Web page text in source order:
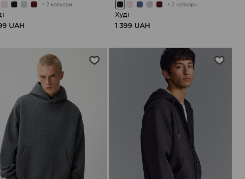
+2 кольори
UAH
+ 2 кольори
Худі
1 399 UAH